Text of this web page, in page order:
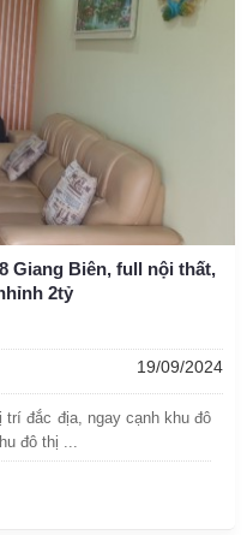
Giang Biên, full nội thất,
2tỷ
19/09/2024
trí đắc địa, ngay cạnh khu đô
đô thị ...